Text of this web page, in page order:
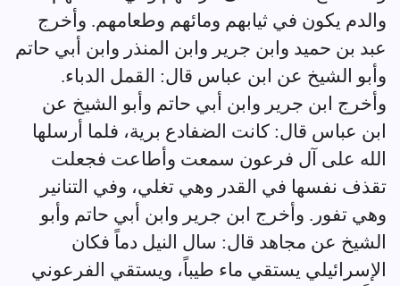
والدم يكون في ثيابهم ومائهم وطعامهم. وأخرج
عبد بن حميد وابن جرير وابن المنذر وابن أبي حاتم
وأبو الشيخ عن ابن عباس قال: القمل الدباء.
وأخرج ابن جرير وابن أبي حاتم وأبو الشيخ عن
ابن عباس قال: كانت الضفادع برية، فلما أرسلها
الله على آل فرعون سمعت وأطاعت فجعلت
تقذف نفسها في القدر وهي تغلي، وفي التنانير
وهي تفور. وأخرج ابن جرير وابن أبي حاتم وأبو
الشيخ عن مجاهد قال: سال النيل دماً فكان
الإسرائيلي يستقي ماء طيباً، ويستقي الفرعوني